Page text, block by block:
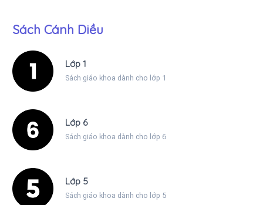
Sách Cánh Diều
Lớp 1
Sách giáo khoa dành cho lớp 1
Lớp 6
Sách giáo khoa dành cho lớp 6
Lớp 5
Sách giáo khoa dành cho lớp 5